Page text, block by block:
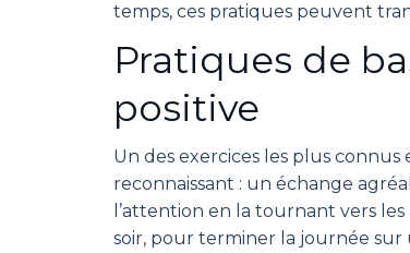
temps, ces pratiques peuvent
Pratiques de
positive
Un des exercices les plus
reconnaissant : un échange
l’attention en la tournant vers
soir, pour terminer la journée sur